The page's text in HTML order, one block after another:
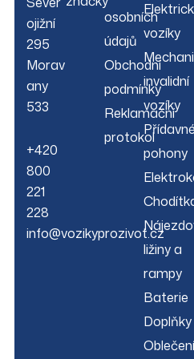
ojižní
295
Morav
any
533
+420
800
221
228
info@vozikyprozivot.cz
osobních
údajů
Obchodní
podmínky
Reklamační
protokol
vozíky
invalidní
vozíky
pohony
ližiny a
rampy
Baterie
Doplňky
Oblečení